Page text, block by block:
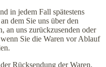
in jedem Fall spätestens
dem Sie uns über den
an uns zurückzusenden oder
Sie die Waren vor Ablauf
Rücksendung der Waren.